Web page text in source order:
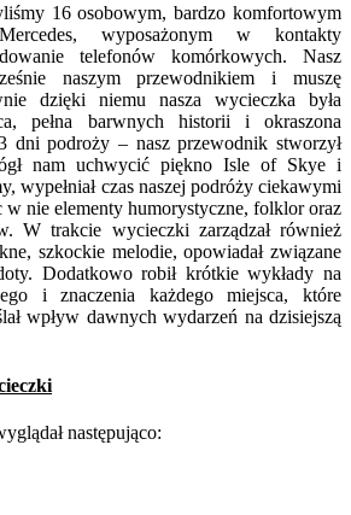
16 osobowym, bardzo komfortowym
wyposażonym w kontakty
telefonów komórkowych. Nasz
naszym przewodnikiem i muszę
dzięki niemu nasza wycieczka była
pełna barwnych historii i okraszona
dni podroży – nasz przewodnik stworzył
nam uchwycić piękno Isle of Skye i
wypełniał czas naszej podróży ciekawymi
nie elementy humorystyczne, folklor oraz
W trakcie wycieczki zarządzał również
szkockie melodie, opowiadał związane
Dodatkowo robił krótkie wykłady na
i znaczenia każdego miejsca, które
wpływ dawnych wydarzeń na dzisiejszą
następująco: